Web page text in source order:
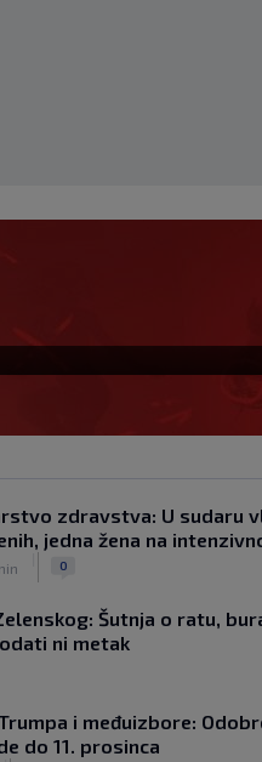
U-23
s Dalićem
zdravstva: U sudaru
jedna žena na
0
Šutnja o ratu,
ni metak
i međuizbore:
do 11. prosinca